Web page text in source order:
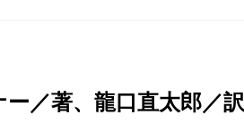
／著、龍口直太郎／訳